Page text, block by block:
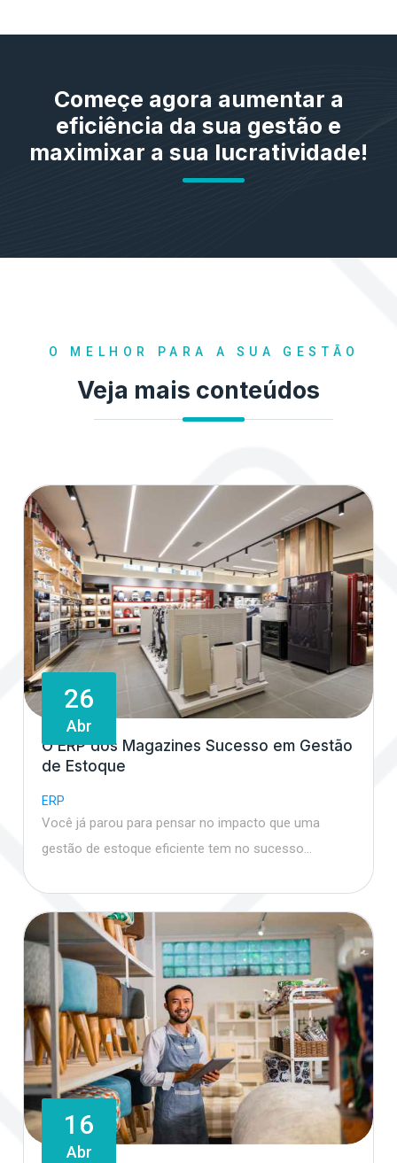
Começe agora aumentar a
eficiência da sua gestão e
maximixar a sua lucratividade!
O MELHOR PARA A SUA GESTÃO
Veja mais conteúdos
26
Abr
O ERP dos Magazines Sucesso em Gestão
de Estoque
ERP
Você já parou para pensar no impacto que uma
gestão de estoque eficiente tem no sucesso…
16
Abr